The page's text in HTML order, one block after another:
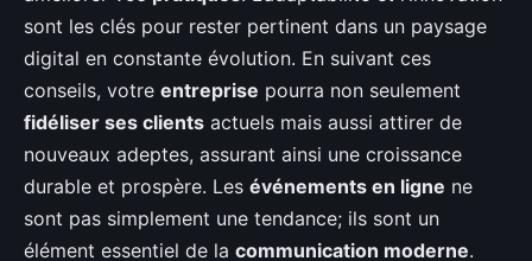
sont les clés pour rester pertinent dans un paysage
digital en constante évolution. En suivant ces
conseils, votre entreprise pourra non seulement
fidéliser ses clients actuels mais aussi attirer de
nouveaux adeptes, assurant ainsi une croissance
durable et prospère. Les événements en ligne ne
sont pas simplement une tendance; ils sont un
élément essentiel de la communication moderne.